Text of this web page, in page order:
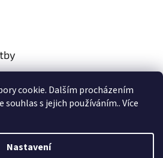
cookie. Dalším procházením
s jejich používáním.. Více
Nastavení